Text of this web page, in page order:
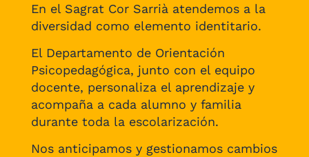
En el Sagrat Cor Sarrià atendemos a la
diversidad como elemento identitario.
El Departamento de Orientación
Psicopedagógica, junto con el equipo
docente, personaliza el aprendizaje y
acompaña a cada alumno y familia
durante toda la escolarización.
Nos anticipamos y gestionamos cambios